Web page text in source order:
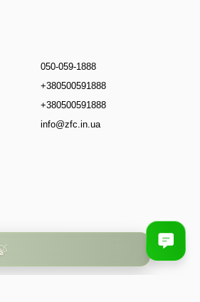
050-059-1888
+380500591888
+380500591888
info@zfc.in.ua